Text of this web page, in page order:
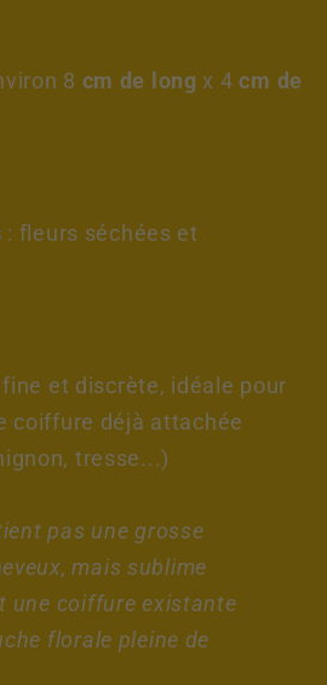
8 cm de long x 4 cm de
: fleurs séchées et
et discrète, idéale pour
coiffure déjà attachée
tresse...)
pas une grosse
mais sublime
une coiffure existante
florale pleine de